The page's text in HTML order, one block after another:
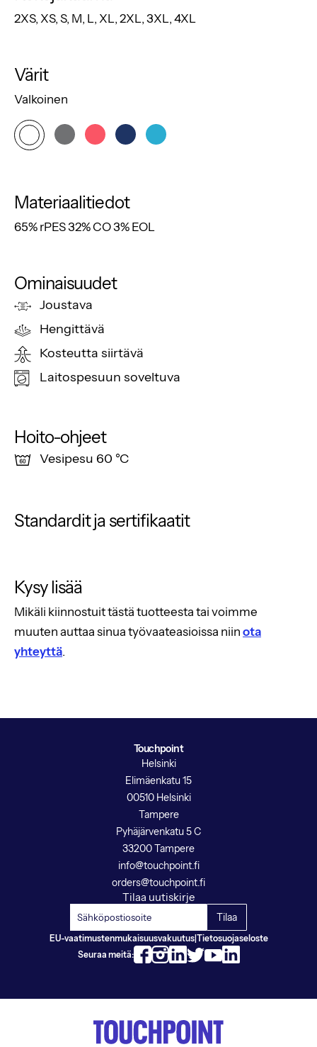
2XS, XS, S, M, L, XL, 2XL, 3XL, 4XL
Värit
Valkoinen
Materiaalitiedot
65% rPES 32% CO 3% EOL
Ominaisuudet
Joustava
Hengittävä
Kosteutta siirtävä
Laitospesuun soveltuva
Hoito-ohjeet
Vesipesu 60 °C
Standardit ja sertifikaatit
Kysy lisää
Mikäli kiinnostuit tästä tuotteesta tai voimme
muuten auttaa sinua työvaateasioissa niin ota
yhteyttä.
Touchpoint
Helsinki
Elimäenkatu 15
00510 Helsinki
Tampere
Pyhäjärvenkatu 5 C
33200 Tampere
info@touchpoint.fi
orders@touchpoint.fi
Tilaa uutiskirje
EU-vaatimustenmukaisuusvakuutus| Tietosuojaseloste
Seuraa meitä: